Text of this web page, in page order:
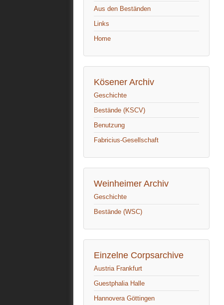
Aus den Beständen
Links
Home
Kösener Archiv
Geschichte
Bestände (KSCV)
Benutzung
Fabricius-Gesellschaft
Weinheimer Archiv
Geschichte
Bestände (WSC)
Einzelne Corpsarchive
Austria Frankfurt
Guestphalia Halle
Hannovera Göttingen